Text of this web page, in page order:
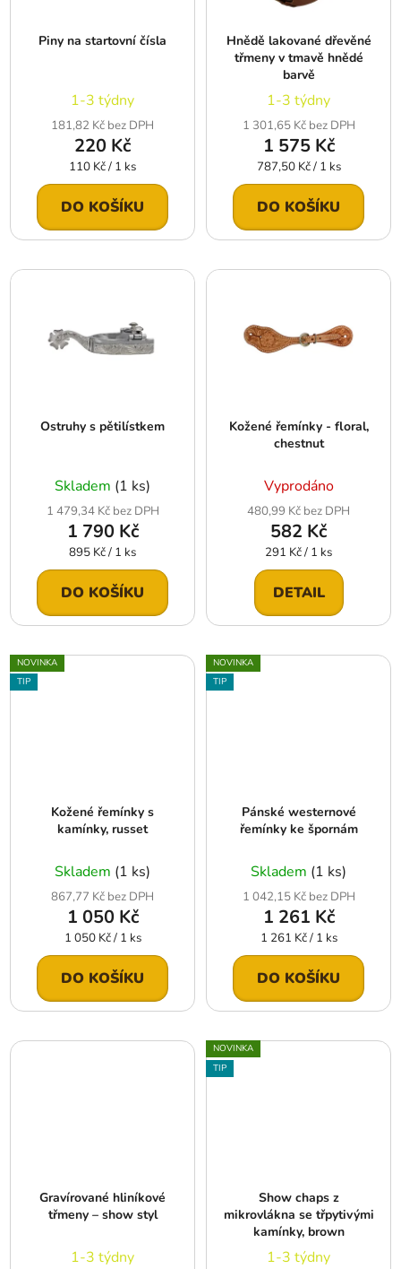
Piny na startovní čísla
1-3 týdny
181,82 Kč bez DPH
220 Kč
Měrná
cena:
110 Kč / 1 ks
DO KOŠÍKU
Hnědě lakované dřevěné
třmeny v tmavě hnědé
barvě
1-3 týdny
1 301,65 Kč bez DPH
1 575 Kč
Měrná
cena:
787,50 Kč / 1 ks
DO KOŠÍKU
Ostruhy s pětilístkem
Skladem (1 ks)
1 479,34 Kč bez DPH
1 790 Kč
Měrná
cena:
895 Kč / 1 ks
DO KOŠÍKU
Kožené řemínky - floral,
chestnut
Vyprodáno
480,99 Kč bez DPH
582 Kč
Měrná
cena:
291 Kč / 1 ks
DETAIL
NOVINKA
TIP
Kožené řemínky s
kamínky, russet
Skladem (1 ks)
867,77 Kč bez DPH
1 050 Kč
Měrná
cena:
1 050 Kč / 1 ks
DO KOŠÍKU
NOVINKA
TIP
Pánské westernové
řemínky ke špornám
Skladem (1 ks)
1 042,15 Kč bez DPH
1 261 Kč
Měrná
cena:
1 261 Kč / 1 ks
DO KOŠÍKU
Gravírované hliníkové
třmeny – show styl
1-3 týdny
NOVINKA
TIP
Show chaps z
mikrovlákna se třpytivými
kamínky, brown
1-3 týdny